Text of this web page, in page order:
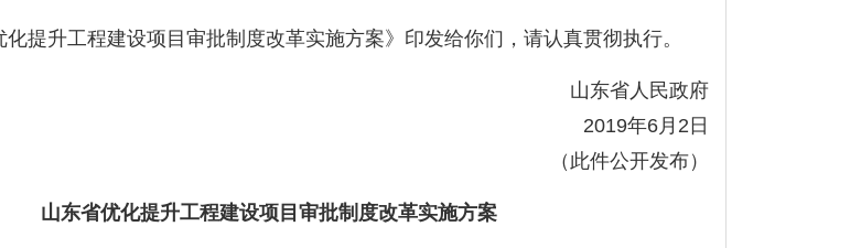
升工程建设项目审批制度改革实施方案》印发给你们，请认真贯彻执行。
山东省人民政府
2019年6月 2 日
（此件公开发布）
山东省优化提升工程建设项目审批制度改革实施方案